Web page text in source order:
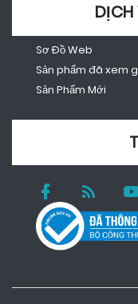
DỊCH
Sơ Đồ Web
Sản phẩm đã xem
Sản Phẩm Mới
Facebook
RSS